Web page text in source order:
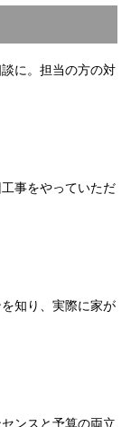
に。担当の方の対
事をやっていただ
知り、実際に家が
ンスと予算の両立